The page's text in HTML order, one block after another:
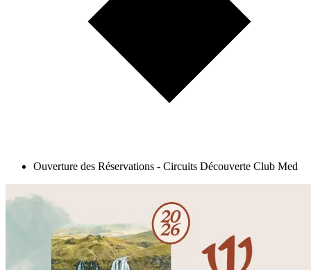
Ouverture des Réservations - Circuits Découverte Club Med